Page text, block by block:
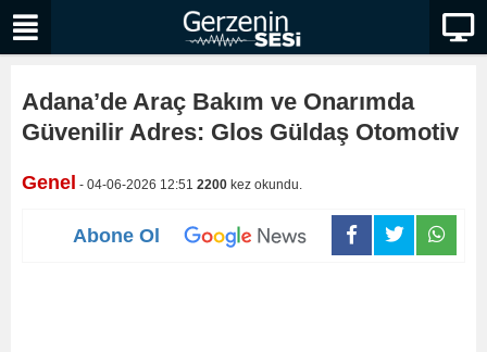
Adana’de Araç Bakım ve Onarımda
Güvenilir Adres: Glos Güldaş Otomotiv
Genel - 04-06-2026 12:51 2200 kez okundu.
Abone Ol